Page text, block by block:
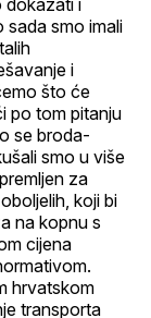
sada smo imali
i
što će
po tom pitanju
se broda-
smo u više
za
koji bi
na kopnu s
cijena
hrvatskom
transporta